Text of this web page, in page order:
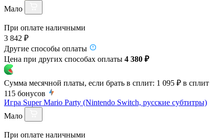
Мало
При оплате наличными
3 842 ₽
Другие способы оплаты
Цена при других способах оплаты 4 380 ₽
Сумма месячной платы, если брать в сплит: 1 095 ₽ в сплит
115 бонусов
Игра Super Mario Party (Nintendo Switch, русские субтитры)
Мало
При оплате наличными